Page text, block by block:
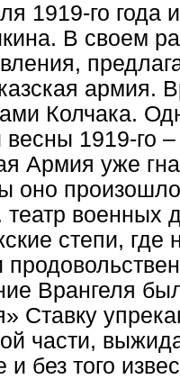
1919-го
В своем
армия.
Колчака.
1919-го
Армия уже
оно
театр военных
степи,
Врангеля
Ставку
части,
и без того